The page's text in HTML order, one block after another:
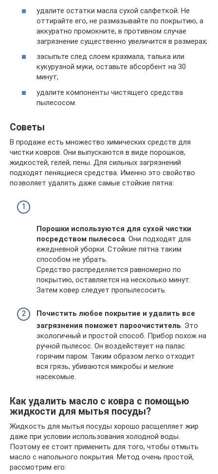
удалите остатки масла сухой салфеткой. Не
оттирайте его, не размазывайте по покрытию, а
аккуратно промокните, в противном случае
загрязнение существенно увеличится в размерах;
засыпьте след слоем крахмала, талька или
кукурузной муки, оставьте абсорбент на 30
минут;
удалите компоненты чистящего средства
пылесосом.
Советы
В продаже есть множество химических средств для
чистки ковров. Они выпускаются в виде порошков,
жидкостей, гелей, пены. Для сильных загрязнений
подходят пенящиеся средства. Именно это свойство
позволяет удалять даже самые стойкие пятна:
Порошки используются для сухой чистки
посредством пылесоса. Они подходят для
ежедневной уборки. Стойкие пятна таким
способом не убрать.
Средство распределяется равномерно по
покрытию, оставляется на несколько минут.
Затем ковер следует пропылесосить.
Почистить любое покрытие и удалить все
загрязнения поможет пароочиститель. Это
экологичный и простой способ. Прибор похож на
ручной пылесос. Он воздействует на палас
горячим паром. Таким образом легко отходит
вся грязь, убиваются микробы и мелкие
насекомые.
Как удалить масло с ковра с помощью
жидкости для мытья посуды?
Жидкость для мытья посуды хорошо расщепляет жир
даже при условии использования холодной воды.
Поэтому ее стоит применить для того, чтобы отмыть
масло с напольного покрытия. Метод очень простой,
рассмотрим его: